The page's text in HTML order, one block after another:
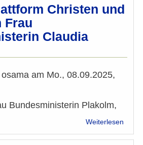
Heinz
Christen und
Frau
Claudia
osama am Mo., 08.09.2025,
Bundesministerin Plakolm,
Weiterlesen
der